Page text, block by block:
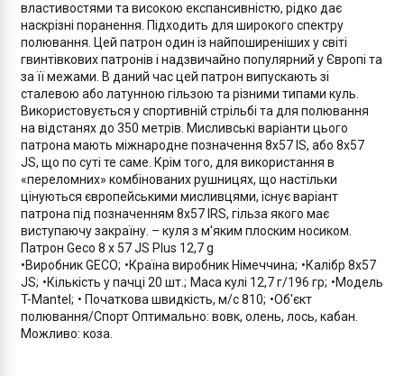
властивостями та високою експансивністю, рідко дає
наскрізні поранення. Підходить для широкого спектру
полювання. Цей патрон один із найпоширеніших у світі
гвинтівкових патронів і надзвичайно популярний у Європі та
за її межами. В даний час цей патрон випускають зі
сталевою або латунною гільзою та різними типами куль.
Використовується у спортивній стрільбі та для полювання
на відстанях до 350 метрів. Мисливські варіанти цього
патрона мають міжнародне позначення 8x57 IS, або 8x57
JS, що по суті те саме. Крім того, для використання в
«переломних» комбінованих рушницях, що настільки
цінуються європейськими мисливцями, існує варіант
патрона під позначенням 8x57 IRS, гільза якого має
виступаючу закраїну. – куля з м'яким плоским носиком.
Патрон Geco 8 x 57 JS Plus 12,7 g
•Виробник GECO; •Країна виробник Німеччина; •Калібр 8х57
JS; •Кількість у пачці 20 шт.; Маса кулі 12,7 г/196 гр; •Модель
T-Mantel; • Початкова швидкість, м/с 810; •Об'єкт
полювання/Спорт Оптимально: вовк, олень, лось, кабан.
Можливо: коза.